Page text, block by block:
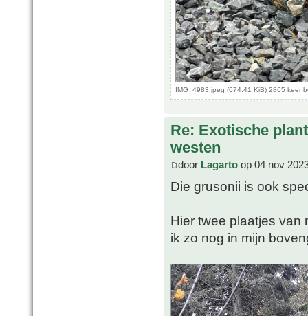
IMG_4983.jpeg (674.41 KiB) 2865 keer
Re: Exotische
westen
door Lagarto op 04 nov
Die grusonii is ook
Hier twee plaatjes van
ik zo nog in mijn